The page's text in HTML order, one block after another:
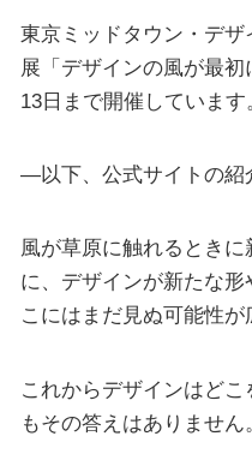
東京ミッドタウン・デ
展「デザインの風が最
13日まで開催しています
—以下、公式サイトの
風が草原に触れるとき
に、デザインが新たな
こにはまだ見ぬ可能性が
これからデザインはど
もその答えはありません。